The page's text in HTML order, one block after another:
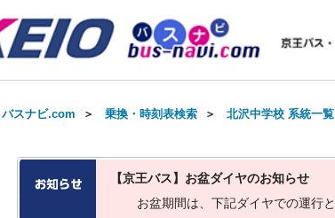
バスナビ.com ＞ 乗換・時刻表検索 ＞ 北沢中学校 系統一覧
【京王バス】お盆ダイヤのお知らせ
お盆期間は 下記ダイヤでの運行と